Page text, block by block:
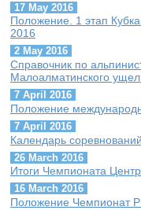
17 May 2016
Положение. 1 этап
2016
2 May 2016
Cправочник по
Малоалматинского
7 April 2016
Положение
7 April 2016
Календарь
26 March 2016
Итоги Чемпионата
16 March 2016
Положение Чемпионат